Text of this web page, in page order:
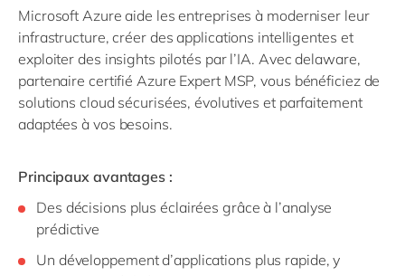
Microsoft Azure aide les entreprises à moderniser leur
infrastructure, créer des applications intelligentes et
exploiter des insights pilotés par l’IA. Avec delaware,
partenaire certifié Azure Expert MSP, vous bénéficiez de
solutions cloud sécurisées, évolutives et parfaitement
adaptées à vos besoins.
Principaux avantages :
Des décisions plus éclairées grâce à l’analyse
prédictive
Un développement d’applications plus rapide, y